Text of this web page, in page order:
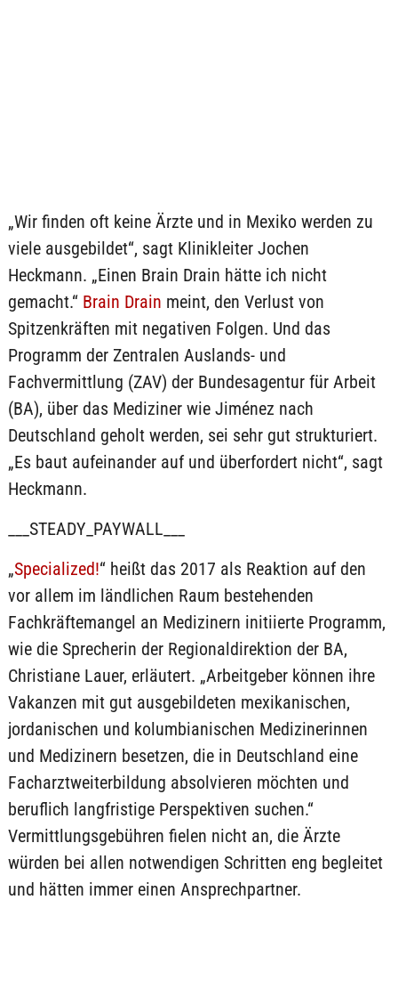
„Wir finden oft keine Ärzte und in Mexiko werden zu
viele ausgebildet“, sagt Klinikleiter Jochen
Heckmann. „Einen Brain Drain hätte ich nicht
gemacht.“ Brain Drain meint, den Verlust von
Spitzenkräften mit negativen Folgen. Und das
Programm der Zentralen Auslands- und
Fachvermittlung (ZAV) der Bundesagentur für Arbeit
(BA), über das Mediziner wie Jiménez nach
Deutschland geholt werden, sei sehr gut strukturiert.
„Es baut aufeinander auf und überfordert nicht“, sagt
Heckmann.
___STEADY_PAYWALL___
„Specialized!“ heißt das 2017 als Reaktion auf den
vor allem im ländlichen Raum bestehenden
Fachkräftemangel an Medizinern initiierte Programm,
wie die Sprecherin der Regionaldirektion der BA,
Christiane Lauer, erläutert. „Arbeitgeber können ihre
Vakanzen mit gut ausgebildeten mexikanischen,
jordanischen und kolumbianischen Medizinerinnen
und Medizinern besetzen, die in Deutschland eine
Facharztweiterbildung absolvieren möchten und
beruflich langfristige Perspektiven suchen.“
Vermittlungsgebühren fielen nicht an, die Ärzte
würden bei allen notwendigen Schritten eng begleitet
und hätten immer einen Ansprechpartner.